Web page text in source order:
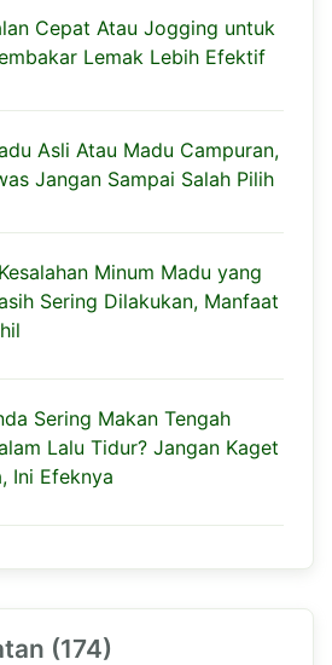
Cepat Atau Jogging untuk
Lemak Lebih Efektif
Asli Atau Madu Campuran,
Jangan Sampai Salah Pilih
Minum Madu yang
Sering Dilakukan, Manfaat
Sering Makan Tengah
Lalu Tidur? Jangan Kaget
Ini Efeknya
(174)